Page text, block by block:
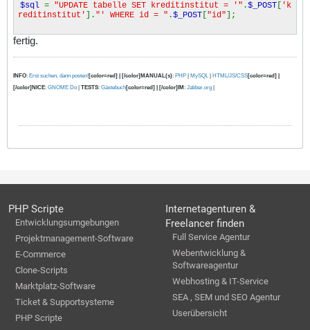
$sql = "UPDATE tabelle SET kreditinstitut = '" .$_POST
'k
reditinstitut'
]. "' WHERE id = " .$_POST "id" ];
fertig.
INFO: Erst suchen, dann posten![color=red] | [/color]MANUAL(s): PHP MySQL| HTML/JS/CSS[color=red] |
[/color]NICE: GNOME Do TESTS: Gästebuch[color=red] | [/color]IM : Jabber.org
PHP Scripte
Entwicklungsumgebungen
Projektmanagement-Software
E-Commerce
Clone-Scripts
Marktplatz-Software
Ticket & Supportsysteme
PHP Scripte
Internetagenturen &
Freelancer finden
Full Service Agentur
Webentwicklung &
Softwareagentur
Webhosting & IT-Service
SEA , SEM und SEO Agentur
Userübersicht